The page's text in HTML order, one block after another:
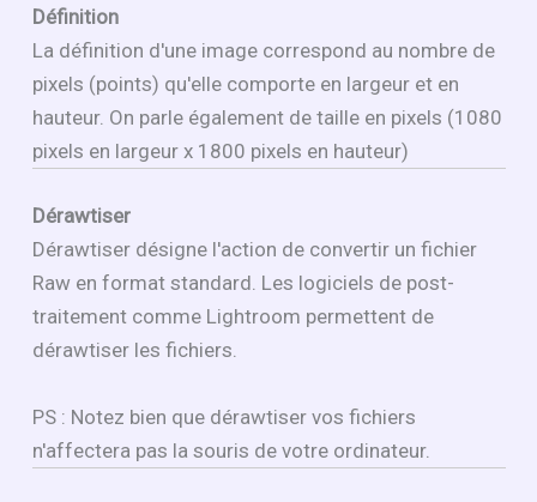
Définition
La définition d'une image correspond au nombre de
pixels (points) qu'elle comporte en largeur et en
hauteur. On parle également de taille en pixels (1080
pixels en largeur x 1800 pixels en hauteur)
Dérawtiser
Dérawtiser désigne l'action de convertir un fichier
Raw en format standard. Les logiciels de post-
traitement comme Lightroom permettent de
dérawtiser les fichiers.
PS : Notez bien que dérawtiser vos fichiers
n'affectera pas la souris de votre ordinateur.